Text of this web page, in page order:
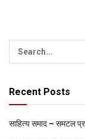
Recent Posts
साहित्य समाद – समटल